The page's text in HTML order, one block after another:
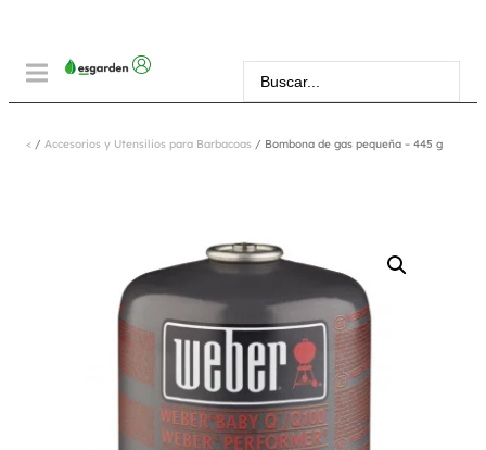
< / Accesorios y Utensilios para Barbacoas / Bombona de gas pequeña – 445 g